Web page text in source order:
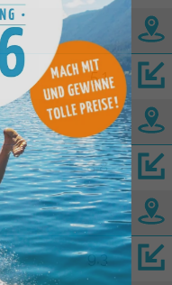
5,1
8,8
9,3